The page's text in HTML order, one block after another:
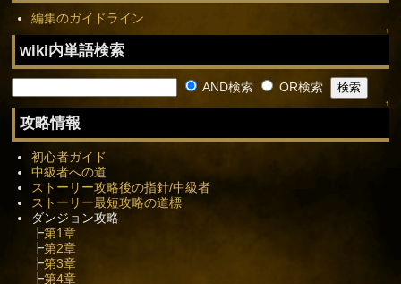
編集のガイドライン
↑
wiki内単語検索
AND検索 OR検索
↑
攻略情報
初心者ガイド
中級者への道
ストーリー攻略後の指針/中級者
ストーリー最短攻略の道標
ダンジョン攻略
┣第1章
┣第2章
┣第3章
┣第4章